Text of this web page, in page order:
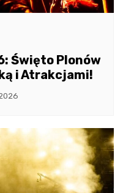
Święto Plonów
i Atrakcjami!